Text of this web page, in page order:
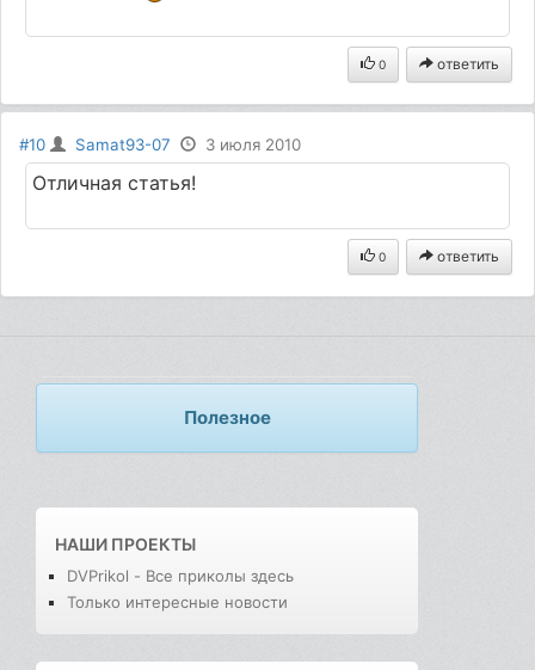
0 ответить
#10 Samat93-07 3 июля 2010
Отличная статья!
0 ответить
Полезное
НАШИ ПРОЕКТЫ
DVPrikol - Все приколы здесь
Только интересные новости